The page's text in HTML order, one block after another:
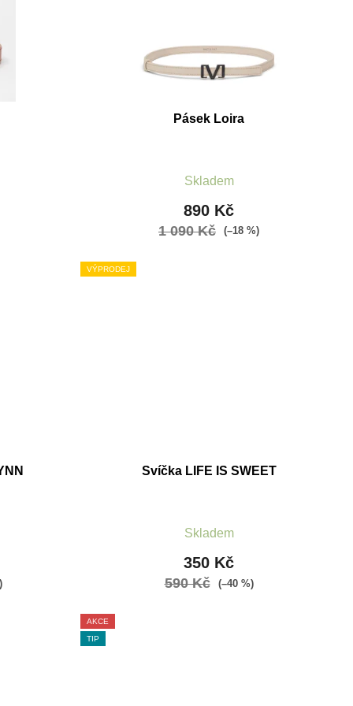
u
k
Pásek Loira
Skladem
890 Kč
1 090 Kč (–18 %)
VÝPRODEJ
Svíčka LIFE IS SWEET
Skladem
350 Kč
590 Kč (–40 %)
AKCE
TIP